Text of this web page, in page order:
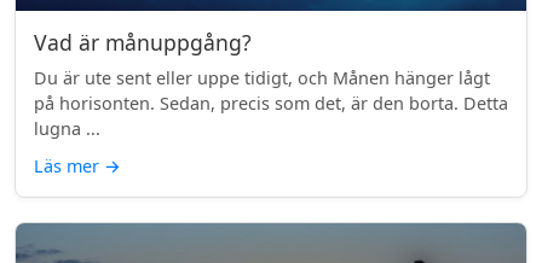
Vad är månuppgång?
Du är ute sent eller uppe tidigt, och Månen hänger lågt
på horisonten. Sedan, precis som det, är den borta. Detta
lugna ...
Läs mer →